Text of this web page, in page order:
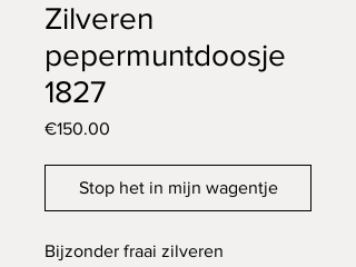
Zilveren
pepermuntdoosje
1827
€150.00
Stop het in mijn wagentje
Bijzonder fraai zilveren